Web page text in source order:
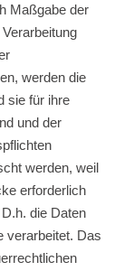
Maßgabe der
werden die
sie für ihre
und der
werden, weil
erforderlich
die Daten
verarbeitet. Das